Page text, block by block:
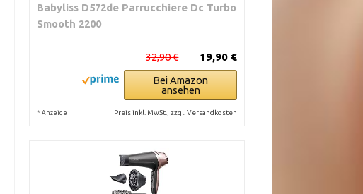
Babyliss D572de Parrucchiere Dc Turbo
Smooth 2200
19,90 €
32,90 €
Bei Amazon
ansehen
* Anzeige Preis inkl. MwSt., zzgl. Versandkosten